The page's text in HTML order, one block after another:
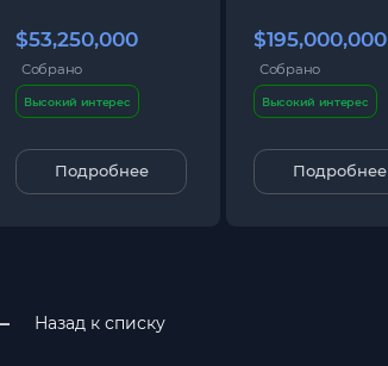
$53,250,000
Собрано
Высокий интерес
Подробнее
$195,000,000
Собрано
Высокий интерес
Подробнее
Назад к списку